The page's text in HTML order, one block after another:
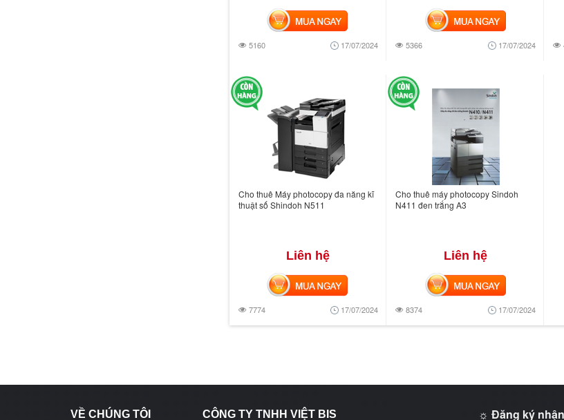
5160 17/07/2024
MUA NGAY
5366 17/07/2024
MUA NGAY
Cho thuê Máy photocopy đa năng kĩ
thuật số Shindoh N511
Liên hệ
7774 17/07/2024
MUA NGAY
Cho thuê máy photocopy Sindoh
N411 đen trắng A3
Liên hệ
8374 17/07/2024
MUA NGAY
VỀ CHÚNG TÔI CÔNG TY TNHH VIỆT BIS ☼ Đăng ký